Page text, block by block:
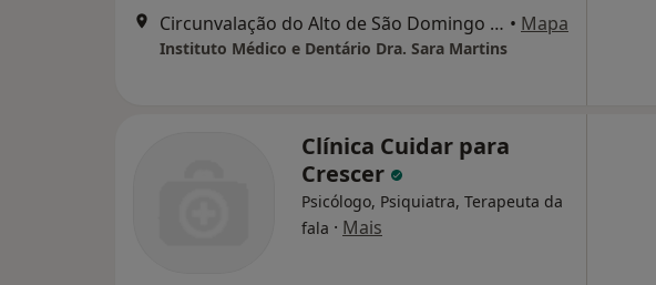
Circunvalação do Alto de São Domingo 30 RC, Paços de Ferreira • Mapa
Instituto Médico e Dentário Dra. Sara Martins
Clínica Cuidar para
Crescer
Psicólogo, Psiquiatra, Terapeuta da
fala · Mais